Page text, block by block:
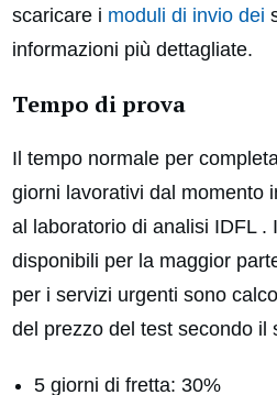
scaricare i moduli di invio dei
informazioni più dettagliate.
Tempo di prova
Il tempo normale per
giorni lavorativi dal momento
al laboratorio di analisi IDFL .
disponibili per la maggior
per i servizi urgenti sono
del prezzo del test secondo il
5 giorni di fretta: 30%